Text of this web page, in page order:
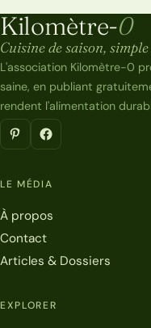
Kilomètre-0
Kilomètre-0
Cuisine de saison,
L'association Kilomètre-0
saine, en publiant
rendent l'alimentation
LE MÉDIA
À propos
Contact
Articles & Dossiers
EXPLORER